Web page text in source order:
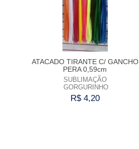
ATACADO TIRANTE C/ GANCHO
PERA 0,59cm
SUBLIMAÇÃO
GORGURINHO
R$ 4,20